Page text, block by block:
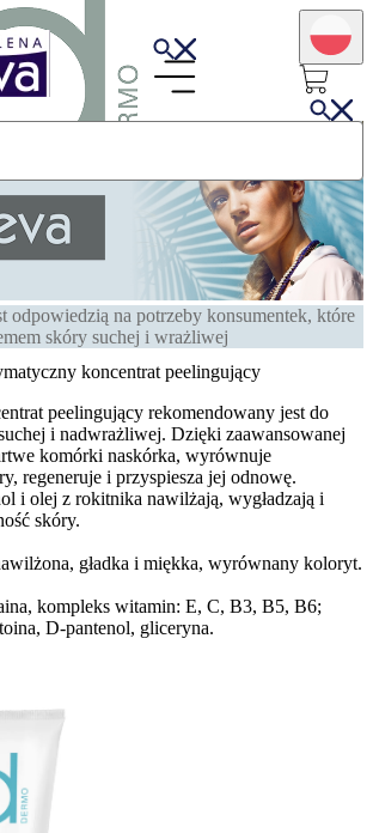
odpowiedzią na potrzeby konsumentek, które
skóry suchej i wrażliwej
koncentrat peelingujący
peelingujący rekomendowany jest do
i nadwrażliwej. Dzięki zaawansowanej
komórki naskórka, wyrównuje
regeneruje i przyspiesza jej odnowę.
i olej z rokitnika nawilżają, wygładzają i
skóry.
gładka i miękka, wyrównany koloryt.
kompleks witamin: E, C, B3, B5, B6;
D-pantenol, gliceryna.